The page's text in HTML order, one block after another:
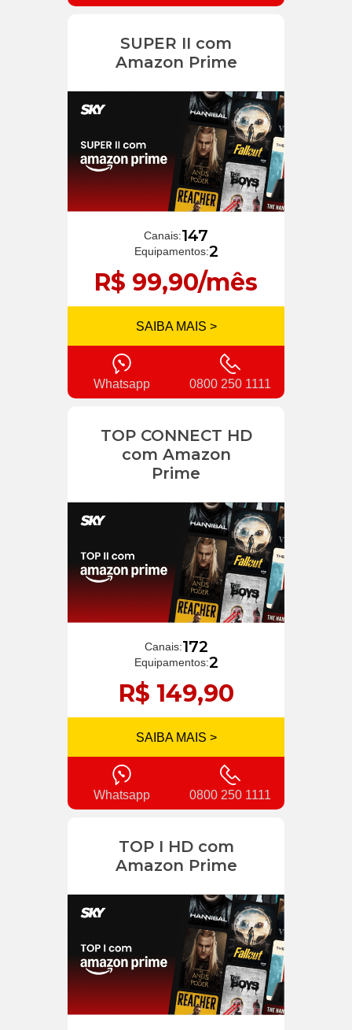
SUPER II com
Amazon Prime
Canais:147
Equipamentos:2
R$ 99,90/mês
SAIBA MAIS >
Whatsapp 0800 250 1111
TOP CONNECT HD
com Amazon
Prime
Canais:172
Equipamentos:2
R$ 149,90
SAIBA MAIS >
Whatsapp 0800 250 1111
TOP I HD com
Amazon Prime